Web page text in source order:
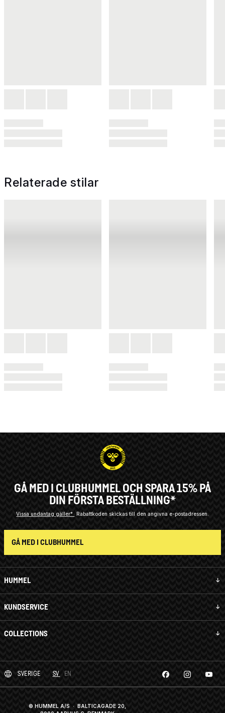
Relaterade stilar
HUMMEL
KUNDSERVICE
COLLECTIONS
GÅ MED I CLUBHUMMEL OCH SPARA 15% PÅ
DIN FÖRSTA BESTÄLLNING*
Vissa undantag gäller* Rabattkoden skickas till den angivna e-postadressen.
GÅ MED I CLUBHUMMEL
SVERIGE SV EN
© HUMMEL A/S · BALTICAGADE 20,